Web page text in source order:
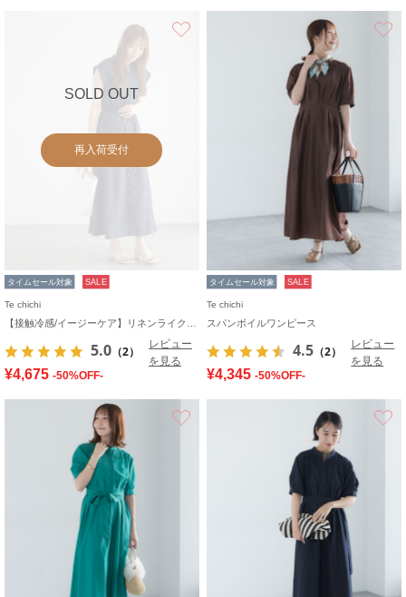
SOLD OUT
再入荷受付
タイムセール対象 SALE
Te chichi
5.0 （2）
レビュー
を見る
¥4,675 -50%OFF-
タイムセール対象 SALE
Te chichi
スパンボイルワンピース
4.5 （2）
レビュー
を見る
¥4,345 -50%OFF-